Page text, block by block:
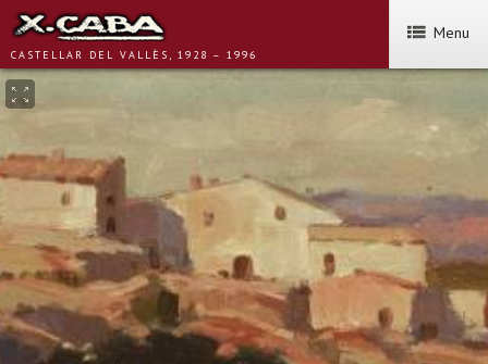
CASTELLAR DEL VALLÈS, 1928 – 1996
Menu